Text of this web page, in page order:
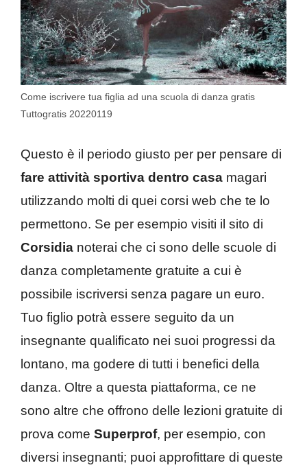
Come iscrivere tua figlia ad una scuola di danza gratis
Tuttogratis 20220119
Questo è il periodo giusto per per pensare di
fare attività sportiva dentro casa magari
utilizzando molti di quei corsi web che te lo
permettono. Se per esempio visiti il sito di
Corsidia noterai che ci sono delle scuole di
danza completamente gratuite a cui è
possibile iscriversi senza pagare un euro.
Tuo figlio potrà essere seguito da un
insegnante qualificato nei suoi progressi da
lontano, ma godere di tutti i benefici della
danza. Oltre a questa piattaforma, ce ne
sono altre che offrono delle lezioni gratuite di
prova come Superprof, per esempio, con
diversi insegnanti; puoi approfittare di queste